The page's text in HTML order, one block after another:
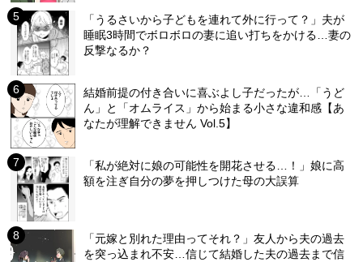
「うるさいから子どもを連れて外に行って？」夫が
睡眠3時間でボロボロの妻に追い打ちをかける…妻の
反撃なるか？
結婚前提の付き合いに喜ぶよし子だったが…「うど
ん」と「オムライス」から始まる小さな違和感【あ
なたが理解できません Vol.5】
「私が絶対に娘の可能性を開花させる…！」娘に高
額を注ぎ自分の夢を押しつけた母の大誤算
「元嫁と別れた理由ってそれ？」友人から夫の過去
を突っ込まれ不安…信じて結婚した夫の過去まで信